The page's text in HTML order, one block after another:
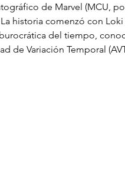
de Marvel (MCU,
historia comenzó con
del tiempo,
de Variación Temporal